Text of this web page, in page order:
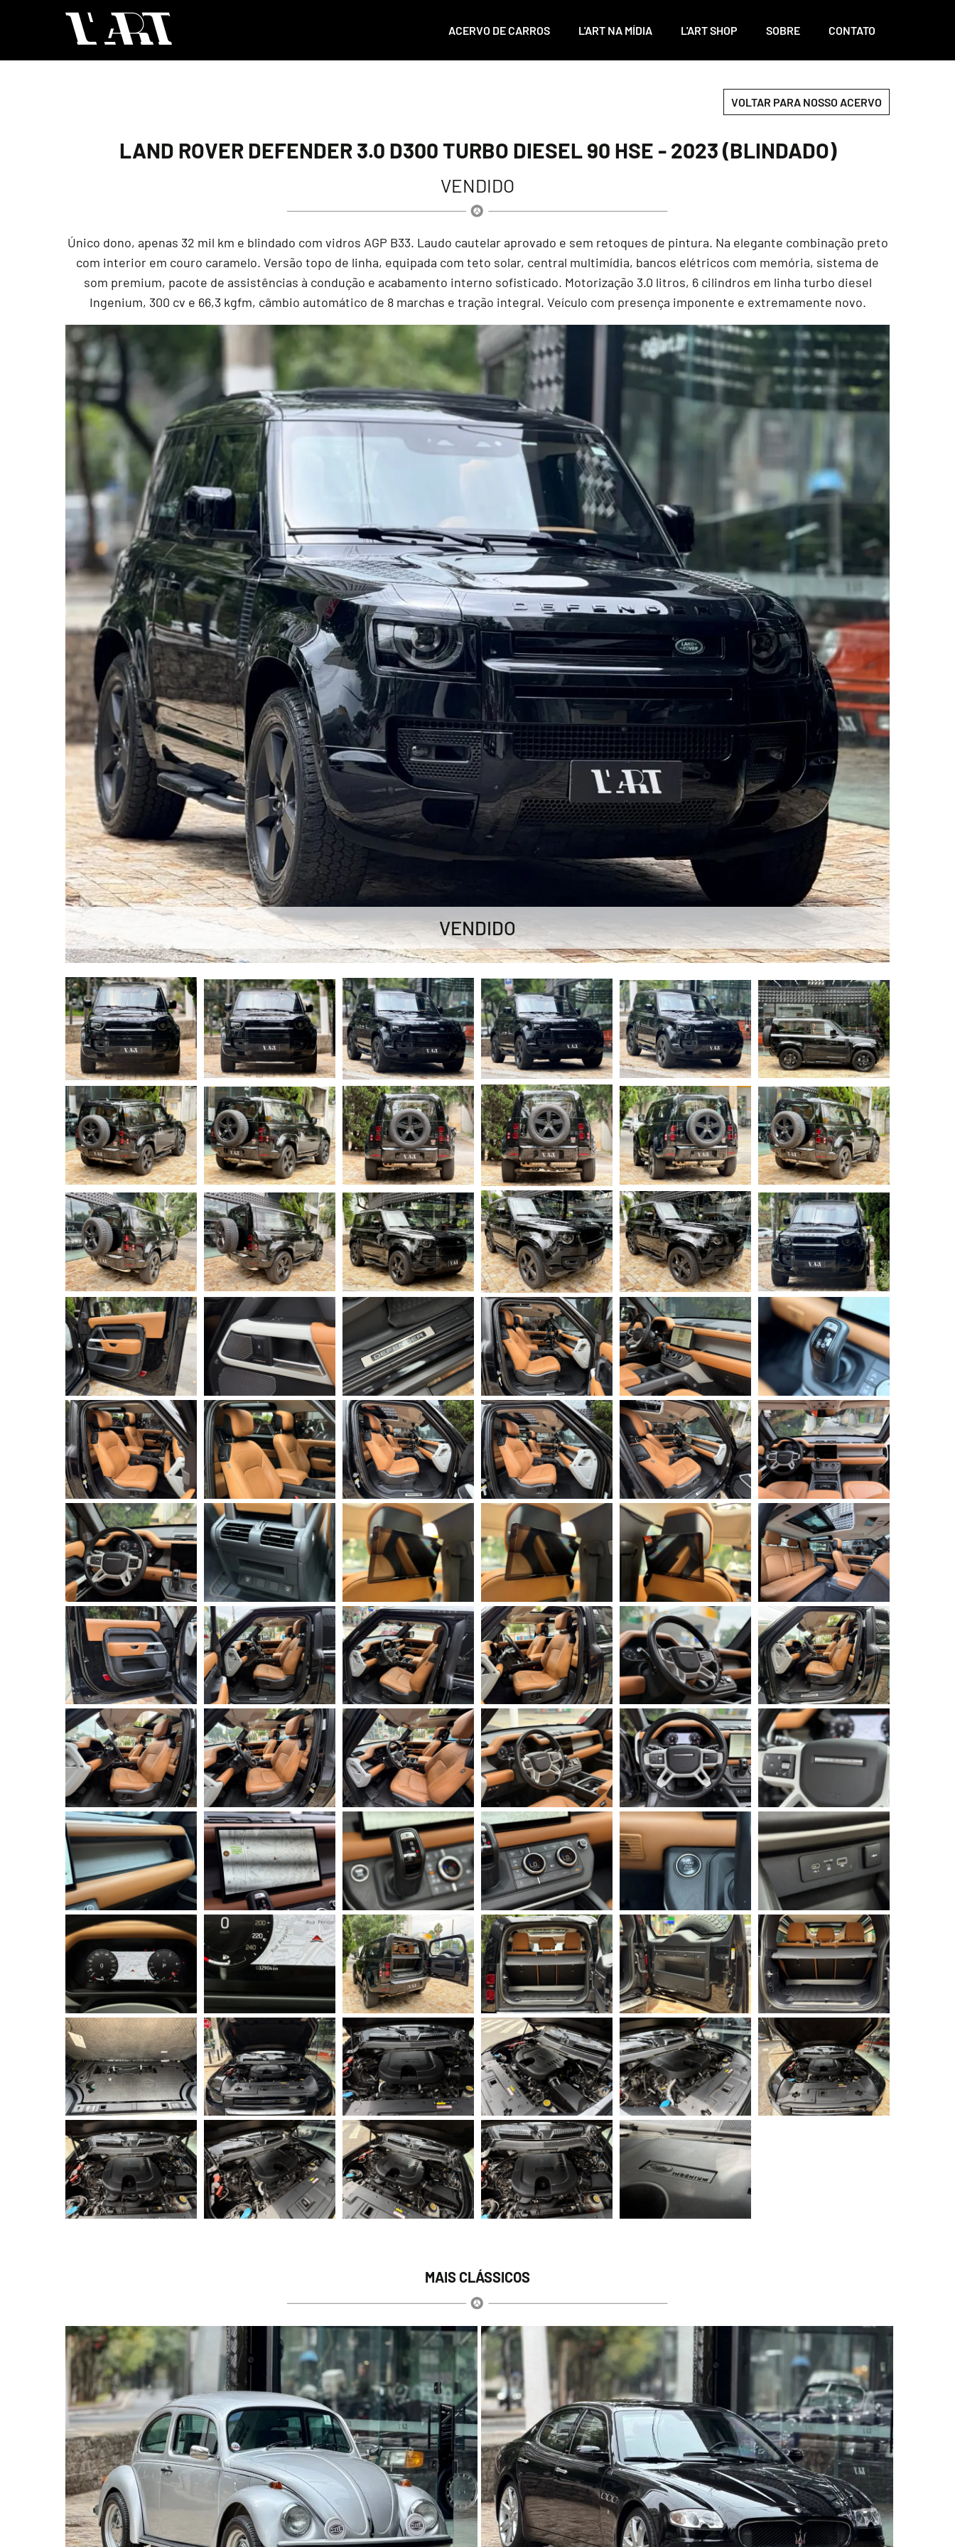
ACERVO DE CARROS L'ART NA MÍDIA L'ART SHOP SOBRE CONTATO
VOLTAR PARA NOSSO ACERVO
LAND ROVER DEFENDER 3.0 D300 TURBO DIESEL 90 HSE - 2023 (BLINDADO)
VENDIDO
Único dono, apenas 32 mil km e blindado com vidros AGP B33. Laudo cautelar aprovado e sem retoques de pintura. Na elegante combinação preto
com interior em couro caramelo. Versão topo de linha, equipada com teto solar, central multimídia, bancos elétricos com memória, sistema de
som premium, pacote de assistências à condução e acabamento interno sofisticado. Motorização 3.0 litros, 6 cilindros em linha turbo diesel
Ingenium, 300 cv e 66,3 kgfm, câmbio automático de 8 marchas e tração integral. Veículo com presença imponente e extremamente novo.
VENDIDO
MAIS CLÁSSICOS